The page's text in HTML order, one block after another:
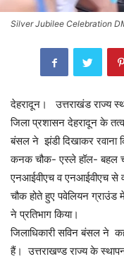
Silver Jubilee Celebration
देहरादून। उत्तराखंड राज्य
जिला प्रशासन देहरादून के
बंसल ने झंडी दिखाकर रवाना
कनक चौक- एस्ले हॉल- बहल
एनआईवीएच व एनआईवीएच से
चौक होते हुए पवेलियन ग्राउंड
ने प्रतिभाग किया।
जिलाधिकारी सविन बंसल ने
हैं। उत्तराखण्ड राज्य के